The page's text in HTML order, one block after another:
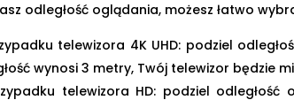
odległość oglądania, możesz łatwo
telewizora 4K UHD: podziel
wynosi 3 metry, Twój telewizor będzie
telewizora HD: podziel